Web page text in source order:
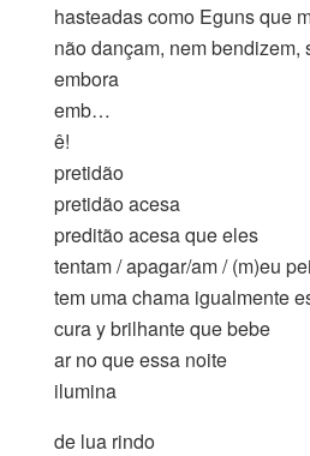
hasteadas como Eguns que
não dançam, nem bendizem,
embora
emb…
ê!
pretidão
pretidão acesa
preditão acesa que eles
tentam / apagar/am / (m)eu
tem uma chama igualmente
cura y brilhante que bebe
ar no que essa noite
ilumina
de lua rindo